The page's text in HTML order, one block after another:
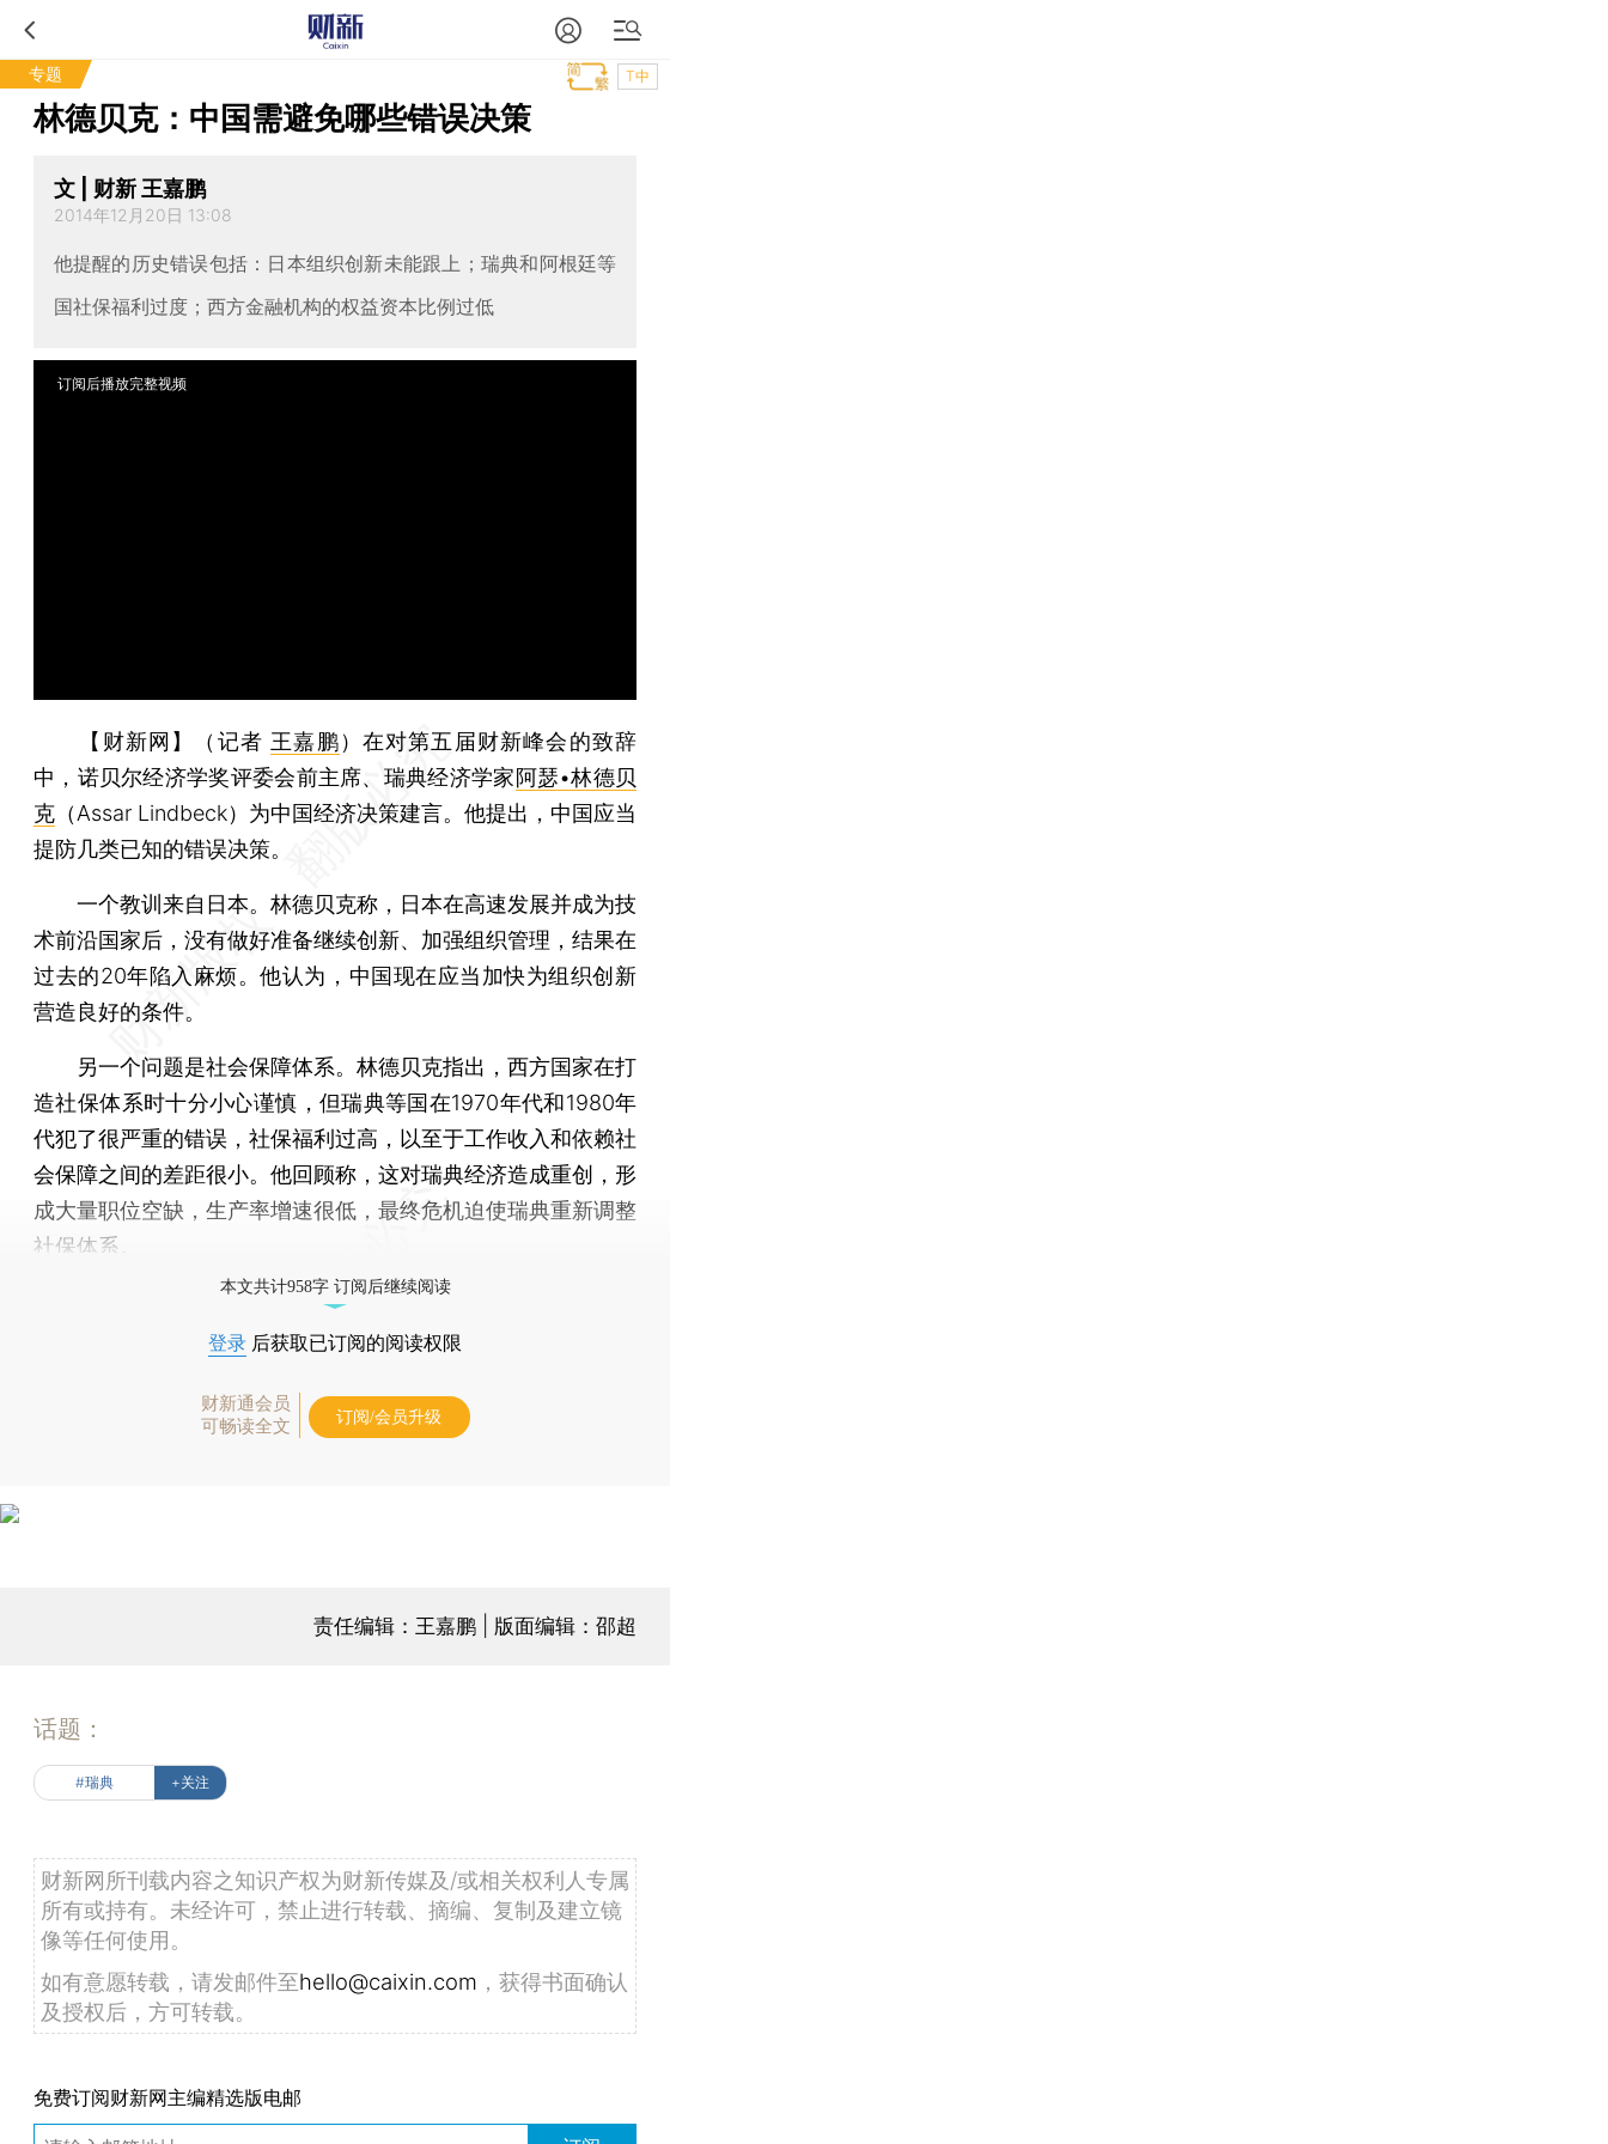
专题 T中
林德贝克：中国需避免哪些错误决策
文 | 财新 王嘉鹏
2014年12月20日 13:08
他提醒的历史错误包括：日本组织创新未能跟上；瑞典和阿根廷等
国社保福利过度；西方金融机构的权益资本比例过低
订阅后播放完整视频
【财新网】（记者 王嘉鹏） 在对第五届财新峰会的致辞
中，诺贝尔经济学奖评委会前主席、瑞典经济学家阿瑟•林德贝
克 （Assar Lindbeck）为中国经济决策建言。他提出，中国应当
提防几类已知的错误决策。
一个教训来自日本。林德贝克称，日本在高速发展并成为技
术前沿国家后，没有做好准备继续创新、加强组织管理，结果在
过去的20年陷入麻烦。他认为，中国现在应当加快为组织创新
营造良好的条件。
另一个问题是社会保障体系。林德贝克指出，西方国家在打
造社保体系时十分小心谨慎，但瑞典等国在1970年代和1980年
代犯了很严重的错误，社保福利过高，以至于工作收入和依赖社
会保障之间的差距很小。他回顾称，这对瑞典经济造成重创，形
成大量职位空缺，生产率增速很低，最终危机迫使瑞典重新调整
社保体系。
本文共计958字 订阅后继续阅读
登录 后获取已订阅的阅读权限
财新通会员
可畅读全文
订阅/会员升级
责任编辑：王嘉鹏 | 版面编辑：邵超
话题：
#瑞典 +关注
财新网所刊载内容之知识产权为财新传媒及/或相关权利人专属
所有或持有。未经许可，禁止进行转载、摘编、复制及建立镜
像等任何使用。
如有意愿转载，请发邮件至hello@caixin.com ，获得书面确认
及授权后，方可转载。
免费订阅财新网主编精选版电邮